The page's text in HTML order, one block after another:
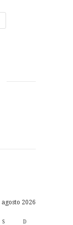
agosto 2026
S D